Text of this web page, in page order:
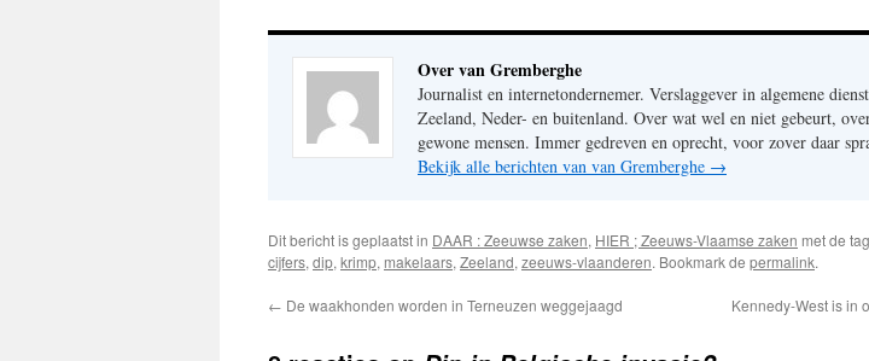
Over van Gremberghe
Journalist en internetondernemer. Verslaggever in algemene
Zeeland, Neder- en buitenland. Over wat wel en niet gebeurt,
gewone mensen. Immer gedreven en oprecht, voor zover daar
Bekijk alle berichten van van Gremberghe →
Dit bericht is geplaatst in DAAR : Zeeuwse zaken, HIER ; Zeeuws-Vlaamse zaken met de
cijfers, dip, krimp, makelaars, Zeeland, zeeuws-vlaanderen. Bookmark de permalink.
← De waakhonden worden in Terneuzen weggejaagd Kennedy-West is in